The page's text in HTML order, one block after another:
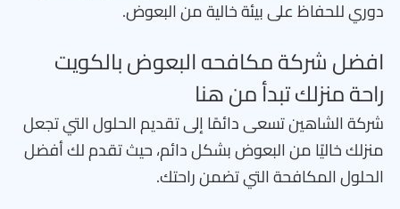
دوري للحفاظ على بيئة خالية من البعوض.
افضل شركة مكافحه البعوض بالكويت
راحة منزلك تبدأ من هنا
شركة الشاهين تسعى دائمًا إلى تقديم الحلول التي تجعل
منزلك خاليًا من البعوض بشكل دائم، حيث تقدم لك أفضل
الحلول المكافحة التي تضمن راحتك.